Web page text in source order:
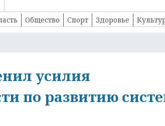
Общество Спорт Здоровье
усилия
по развитию